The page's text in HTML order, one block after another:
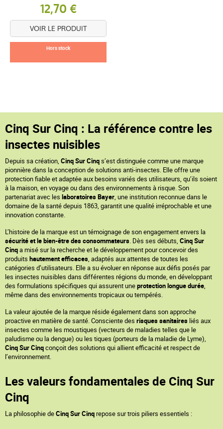
12,70 €
VOIR LE PRODUIT
Hors stock
Cinq Sur Cinq : La référence contre les
insectes nuisibles
Depuis sa création, Cinq Sur Cinqs’est distinguée comme une marque
pionnière dans la conception de solutions anti-insectes. Elle offre une
protection fiable et adaptée aux besoins variés des utilisateurs, qu’ils soient
à la maison, en voyage ou dans des environnements à risque. Son
partenariat avec les laboratoires Bayer, une institution reconnue dans le
domaine de la santé depuis 1863, garantit une qualité irréprochable et une
innovation constante.
L’histoire de la marque est un témoignage de son engagement envers la
sécurité et le bien-être des consommateurs. Dès ses débuts, Cinq Sur
Cinqa misé sur la recherche et le développement pour concevoir des
produits hautement efficaces, adaptés aux attentes de toutes les
catégories d’utilisateurs. Elle a su évoluer en réponse aux défis posés par
les insectes nuisibles dans différentes régions du monde, en développant
des formulations spécifiques qui assurent uneprotection longue durée,
même dans des environnements tropicaux ou tempérés.
La valeur ajoutée de la marque réside également dans son approche
proactive en matière de santé. Consciente des risques sanitaires liés aux
insectes comme les moustiques (vecteurs de maladies telles que le
paludisme ou la dengue) ou les tiques (porteurs de la maladie de Lyme),
Cinq Sur Cinqconçoit des solutions qui allient efficacité et respect de
l’environnement.
Les valeurs fondamentales de Cinq Sur
Cinq
La philosophie deCinq Sur Cinqrepose sur trois piliers essentiels :